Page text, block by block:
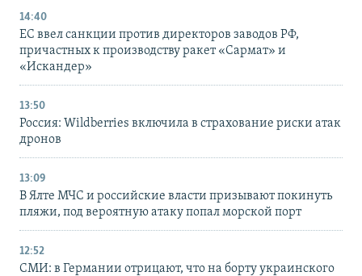
14:40
ЕС ввел санкции против директоров заводов РФ,
причастных к производству ракет «Сармат» и
«Искандер»
13:50
Россия: Wildberries включила в страхование риски атак
дронов
13:09
В Ялте МЧС и российские власти призывают покинуть
пляжи, под вероятную атаку попал морской порт
12:52
СМИ: в Германии отрицают, что на борту украинского